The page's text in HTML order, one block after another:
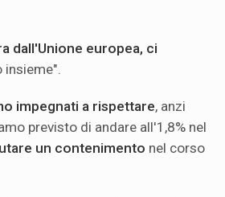
dall'Unione europea, ci
insieme".
impegnati a rispettare, anzi
previsto di andare all'1,8% nel
un contenimento nel corso